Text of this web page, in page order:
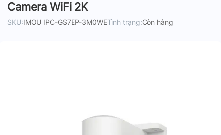
Camera WiFi 2K
SKU:IMOU IPC-GS7EP-3M0WETình trạng:Còn hàng